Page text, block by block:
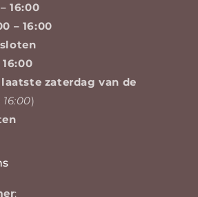
16:00
– 16:00
16:00
zaterdag van de
16:00)
: